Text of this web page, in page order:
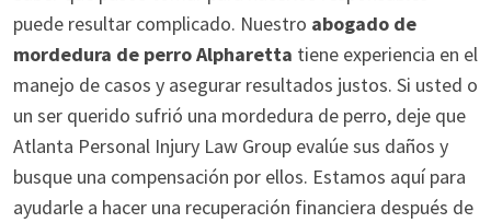
puede resultar complicado. Nuestro abogado de
mordedura de perro Alpharetta tiene experiencia en el
manejo de casos y asegurar resultados justos. Si usted o
un ser querido sufrió una mordedura de perro, deje que
Atlanta Personal Injury Law Group evalúe sus daños y
busque una compensación por ellos. Estamos aquí para
ayudarle a hacer una recuperación financiera después de